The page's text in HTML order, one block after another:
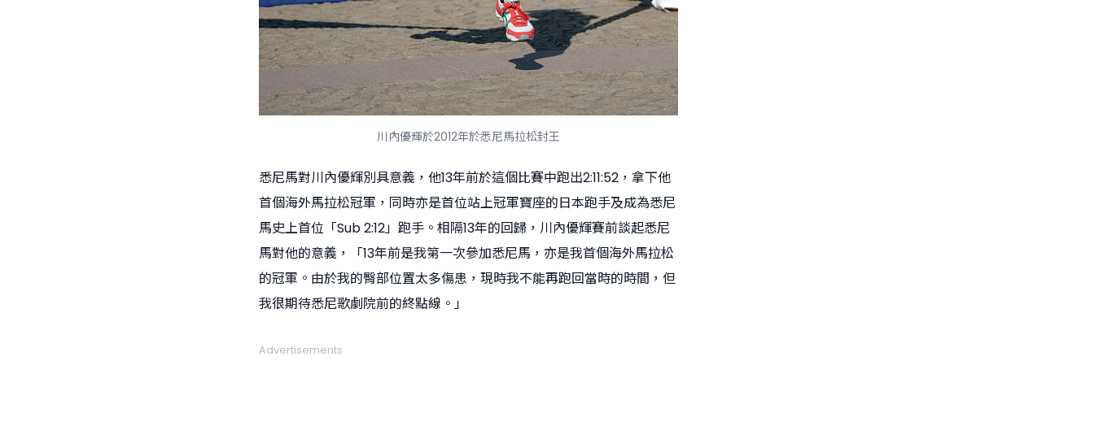
川內優輝於2012年於悉尼馬拉松封王
悉尼馬對川內優輝別具意義，他13年前於這個比賽中跑出2:11:52，拿下他
首個海外馬拉松冠軍，同時亦是首位站上冠軍寶座的日本跑手及成為悉尼
馬史上首位「Sub 2:12」跑手。相隔13年的回歸，川內優輝賽前談起悉尼
馬對他的意義，「13年前是我第一次參加悉尼馬，亦是我首個海外馬拉松
的冠軍。由於我的臀部位置太多傷患，現時我不能再跑回當時的時間，但
我很期待悉尼歌劇院前的終點線。」
Advertisements